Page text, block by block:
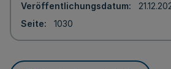
Veröffentlichungsdatum
Seite
1030